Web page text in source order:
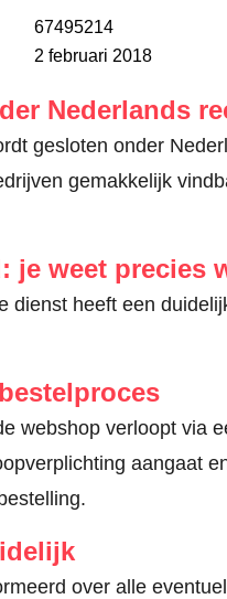
67495214
2 februari 2018
Nederlands
gesloten onder
gemakkelijk
je weet precies
dienst heeft een
webshop verloopt via
aangaat
over alle